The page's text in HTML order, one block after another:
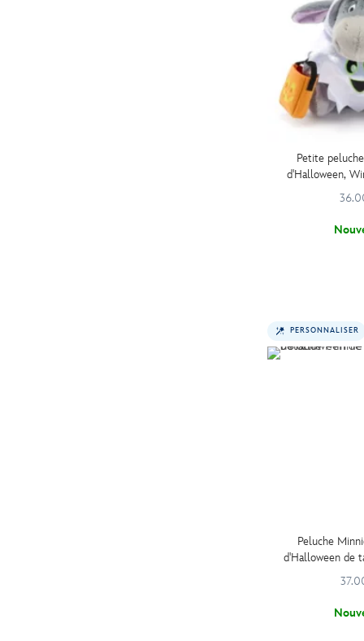
Petite
d'Halloween,
24
PERSONNALISER
Peluche
d'Halloween de
36